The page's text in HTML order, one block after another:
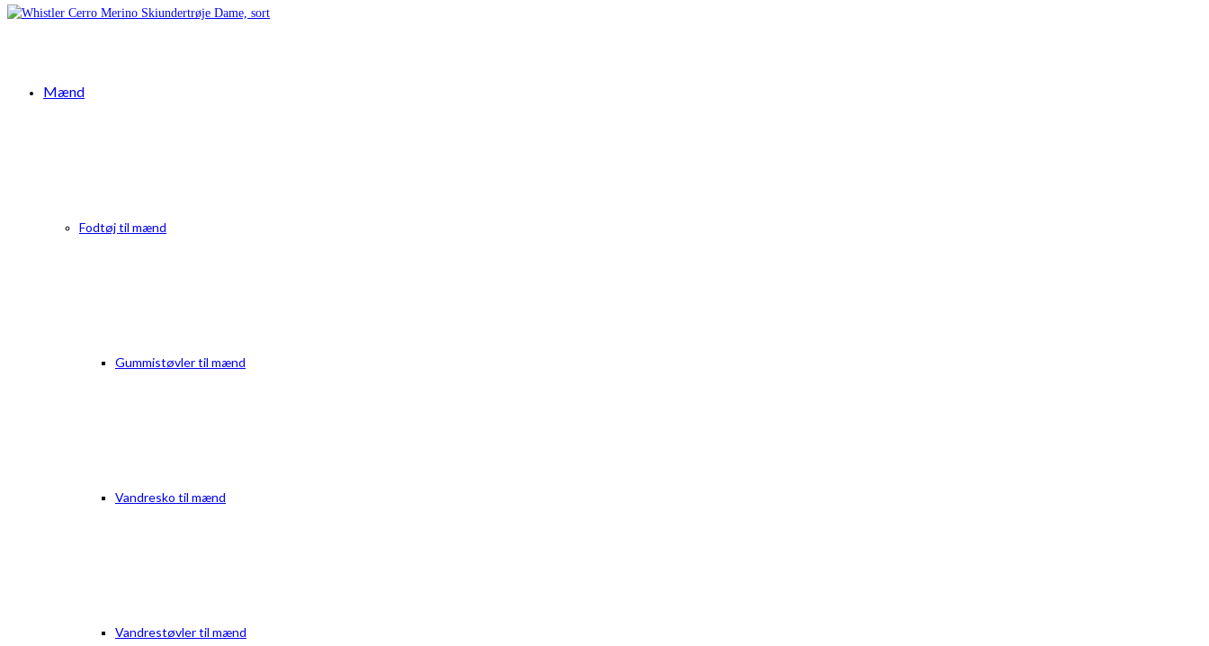
Mænd
Fodtøj til mænd
Gummistøvler til mænd
Vandresko til mænd
Vandrestøvler til mænd